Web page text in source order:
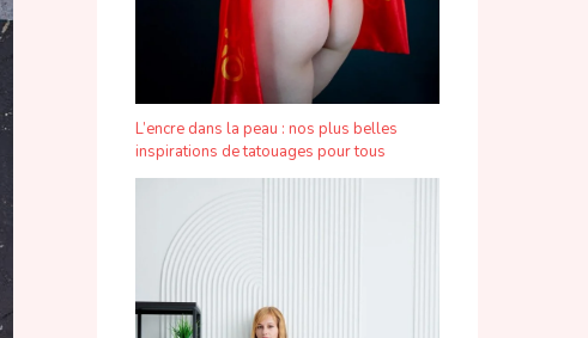
L’encre dans la peau : nos plus belles
inspirations de tatouages pour tous